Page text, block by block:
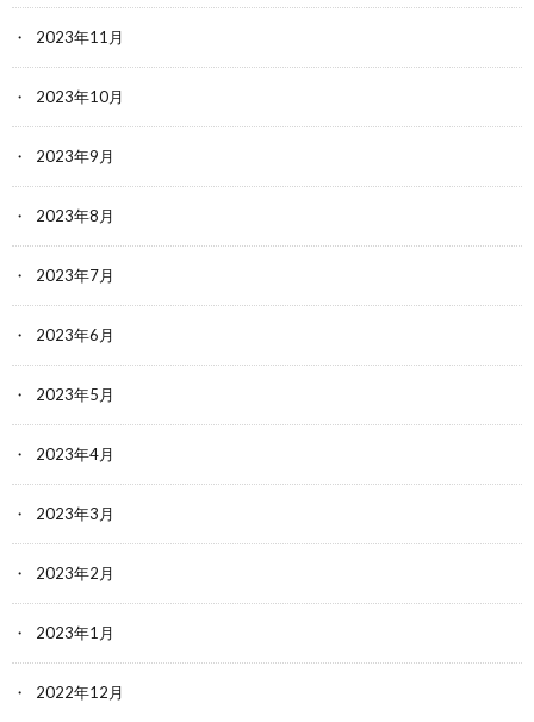
2023年11月
2023年10月
2023年9月
2023年8月
2023年7月
2023年6月
2023年5月
2023年4月
2023年3月
2023年2月
2023年1月
2022年12月